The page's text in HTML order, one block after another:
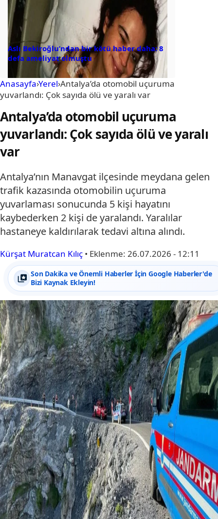
Aslı Bekiroğlu’ndan bir kötü haber daha: 8
defa ameliyat olmuştu
Anasayfa›Yerel›Antalya’da otomobil uçuruma
yuvarlandı: Çok sayıda ölü ve yaralı var
Antalya’da otomobil uçuruma
yuvarlandı: Çok sayıda ölü ve yaralı
var
Antalya’nın Manavgat ilçesinde meydana gelen
trafik kazasında otomobilin uçuruma
yuvarlaması sonucunda 5 kişi hayatını
kaybederken 2 kişi de yaralandı. Yaralılar
hastaneye kaldırılarak tedavi altına alındı.
Kürşat Muratcan Kılıç • Eklenme: 26.07.2026 - 12:11
Son Dakika ve Önemli Haberler İçin Google Haberler'de
Bizi Kaynak Ekleyin!